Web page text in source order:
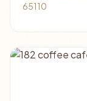
65110